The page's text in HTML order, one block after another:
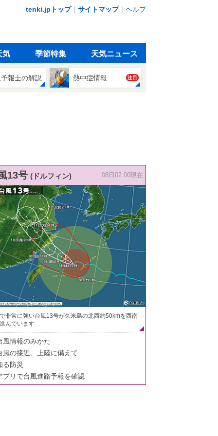
tenki.jpトップ｜ サイトマップ｜ ヘルプ
気 季節特集 天気ニュース
報士の解説 熱中症情報 注目
13号 (ドルフィン) 08日02:00現在
非常に強い台風13号が久米島の北西約50kmを西南
んでいます
風情報のみかた
風の接近、上陸に備えて
る防災
プリで台風進路予報を確認